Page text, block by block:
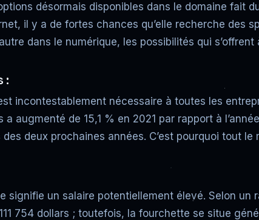
désormais disponibles dans le domaine fait
il y a de fortes chances qu’elle recherche des
dans le numérique, les possibilités qui
:
incontestablement nécessaire à toutes les
a augmenté de 15,1 % en 2021 par rapport à
deux prochaines années. C’est pourquoi tout
signifie un salaire potentiellement élevé. Selon
754 dollars ; toutefois, la fourchette se situe